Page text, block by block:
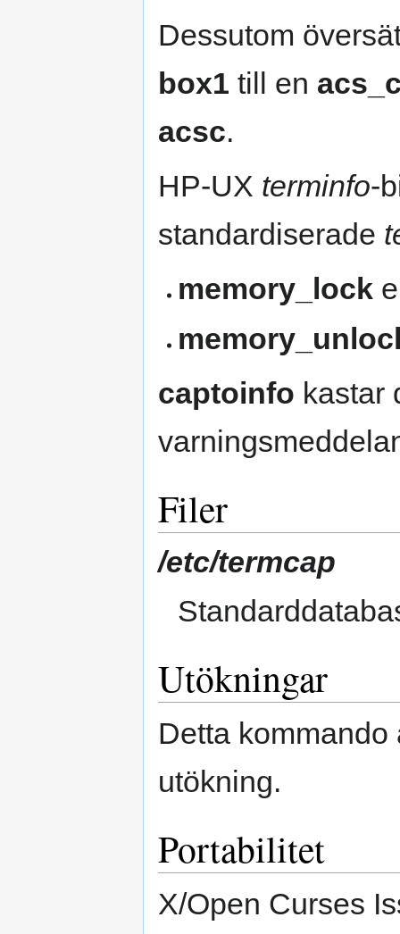
Dessutom
box1 till en
acsc.
HP-UX terminfo-
standardiserade
memory_lock
captoinfo kastar
Filer
/etc/termcap
Utökningar
Detta kommando
utökning.
Portabilitet
X/Open Curses